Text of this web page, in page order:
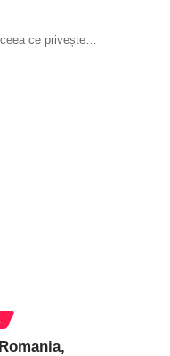
ce privește